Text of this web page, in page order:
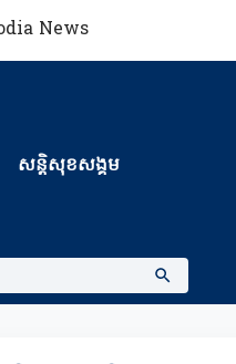
សន្តិសុខសង្គម